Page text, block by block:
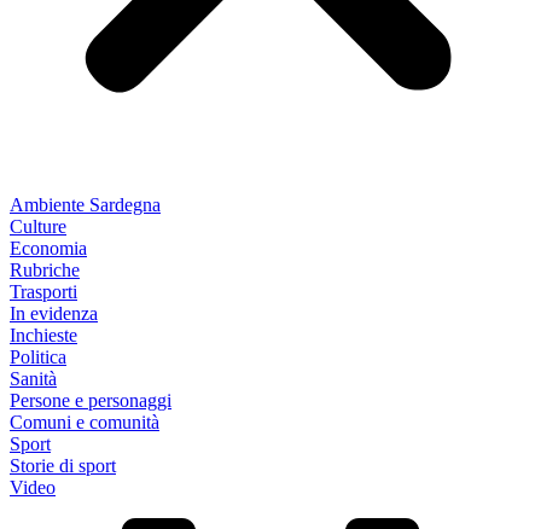
Ambiente Sardegna
Culture
Economia
Rubriche
Trasporti
In evidenza
Inchieste
Politica
Sanità
Persone e personaggi
Comuni e comunità
Sport
Storie di sport
Video